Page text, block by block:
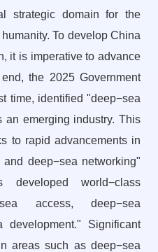
strategic domain for the
To develop China
it is imperative to advance
the 2025 Government
time, identified "deep−sea
emerging industry. This
to rapid advancements in
deep−sea networking"
developed world−class
access, deep−sea
development." Significant
areas such as deep−sea